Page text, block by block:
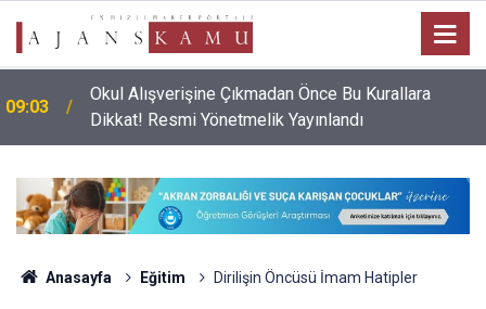
09:03
Okul Alışverişine Çıkmadan Önce Bu Kurallara
Dikkat! Resmi Yönetmelik Yayınlandı
Anasayfa Eğitim Dirilişin Öncüsü İmam Hatipler